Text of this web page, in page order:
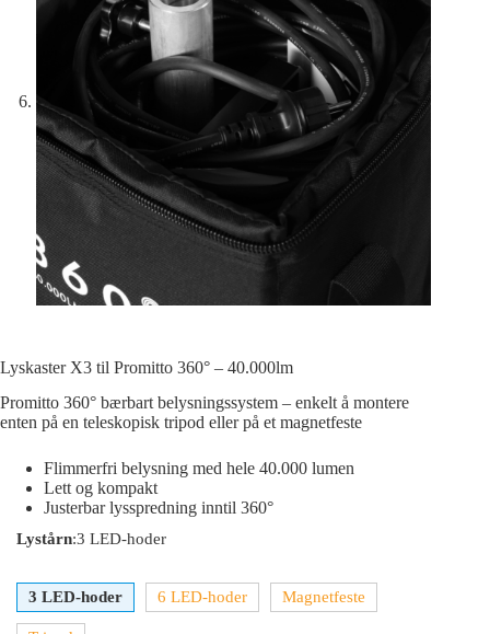
Lyskaster X3 til Promitto 360° – 40.000lm
Promitto 360° bærbart belysningssystem – enkelt å montere
enten på en teleskopisk tripod eller på et magnetfeste
Flimmerfri belysning med hele 40.000 lumen
Lett og kompakt
Justerbar lysspredning inntil 360°
Lystårn:3 LED-hoder
3 LED-hoder 6 LED-hoder Magnetfeste